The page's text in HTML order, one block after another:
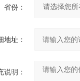
省份：
地址：
说明：